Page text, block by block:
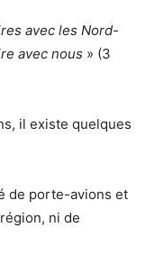
avec les Nord-
avec nous » (3
il existe quelques
de porte-avions et
ni de